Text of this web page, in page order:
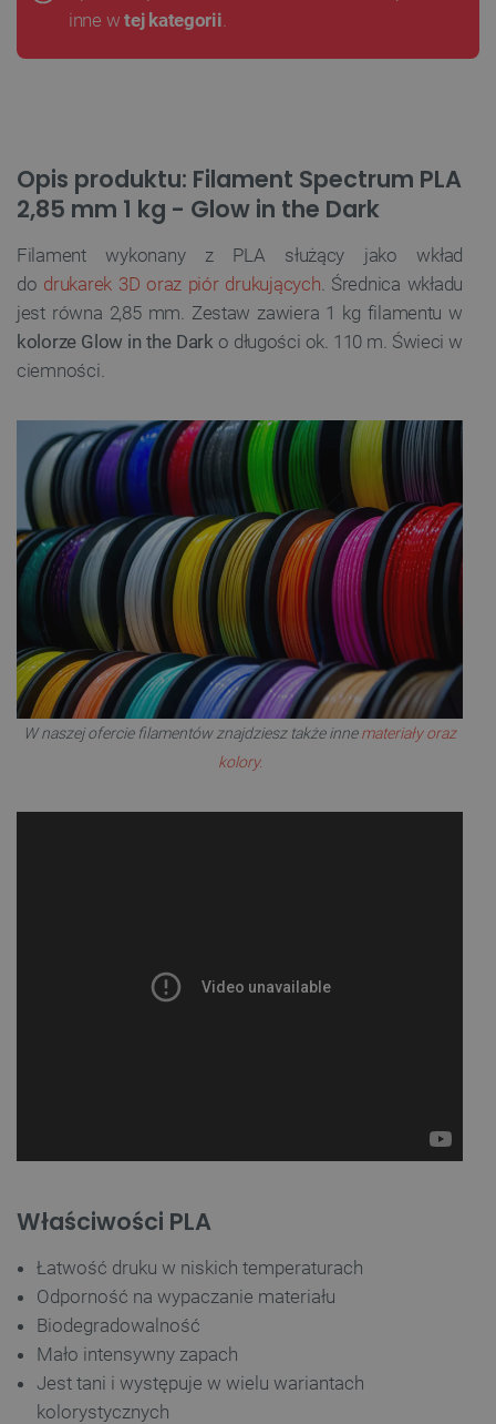
inne wtej kategorii.
Opis produktu: Filament Spectrum PLA
2,85 mm 1 kg - Glow in the Dark
Filament wykonany z PLA służący jako wkład
do drukarek 3D oraz piór drukujących. Średnica wkładu
jest równa 2,85 mm. Zestaw zawiera 1 kg filamentu w
kolorze Glow in the Dark o długości ok. 110 m. Świeci w
ciemności.
W naszej ofercie filamentów znajdziesz także innemateriały oraz
kolory.
Właściwości PLA
Łatwość druku w niskich temperaturach
Odporność na wypaczanie materiału
Biodegradowalność
Mało intensywny zapach
Jest tani i występuje w wielu wariantach
kolorystycznych